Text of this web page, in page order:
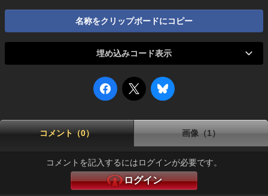
名称をクリップボードにコピー
埋め込みコード表示
コメント（0） 画像（1）
コメントを記入するにはログインが必要です。
ログイン